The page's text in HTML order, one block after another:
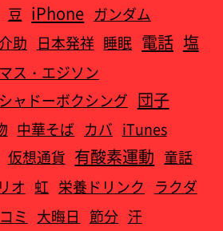
豆 iPhone ガンダム
介助 日本発祥 睡眠 電話 塩
ス・エジソン
シャドーボクシング 団子
中華そば カバ iTunes
仮想通貨 有酸素運動 童話
オ 虹 栄養ドリンク ラクダ
ミ 大晦日 節分 汗